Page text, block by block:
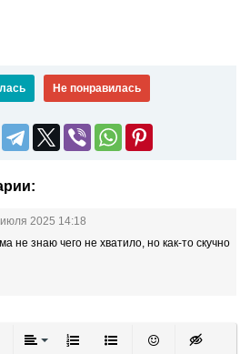
Не понравилась
2025 14:18
не знаю чего не хватило, но как-то скучно